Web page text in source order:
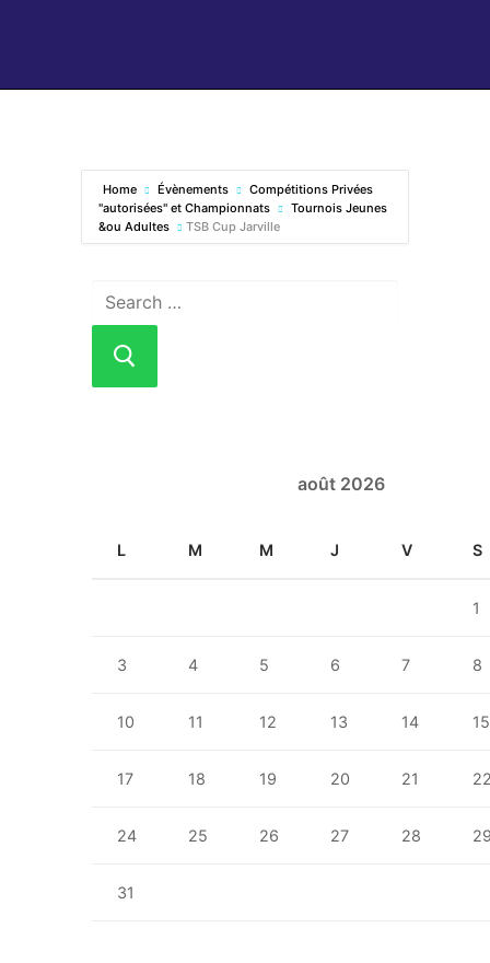
Home Évènements
Compétitions Privées
"autorisées" et Championnats
Tournois Jeunes
&ou Adultes
TSB Cup Jarville
août 2026
L M M J V S
1
3 4 5 6 7 8
10 11 12 13 14 15
17 18 19 20 21
24 25 26 27 28
31